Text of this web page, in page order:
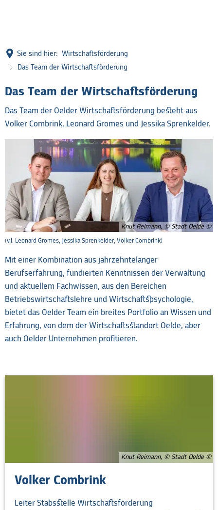
Sie sind hier:
Wirtschaftsförderung
Das Team der Wirtschaftsförderung
Das Team der Wirtschaftsförderung
Das Team der Oelder Wirtschaftsförderung besteht aus
Volker Combrink, Leonard Gromes und Jessika Sprenkelder.
Knut Reimann, © Stadt Oelde
(v.l. Leonard Gromes, Jessika Sprenkelder, Volker Combrink)
Mit einer Kombination aus jahrzehntelanger
Berufserfahrung, fundierten Kenntnissen der Verwaltung
und aktuellem Fachwissen, aus den Bereichen
Betriebswirtschaftslehre und Wirtschaftspsychologie,
bietet das Oelder Team ein breites Portfolio an Wissen und
Erfahrung, von dem der Wirtschaftsstandort Oelde, aber
auch Oelder Unternehmen profitieren.
Knut Reimann, © Stadt Oelde
Volker Combrink
Leiter Stabsstelle Wirtschaftsförderung